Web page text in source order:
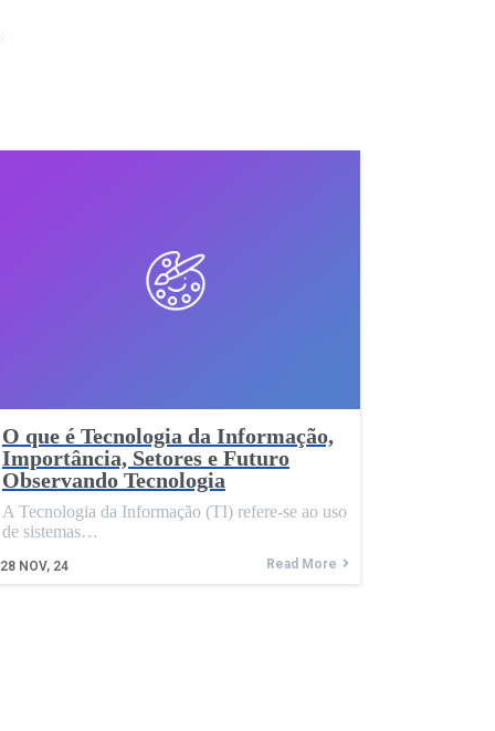
O que é Tecnologia da Informação,
Importância, Setores e Futuro
Observando Tecnologia
28 NOV, 24
A Tecnologia da Informação (TI) refere-se ao uso
de sistemas…
Read More